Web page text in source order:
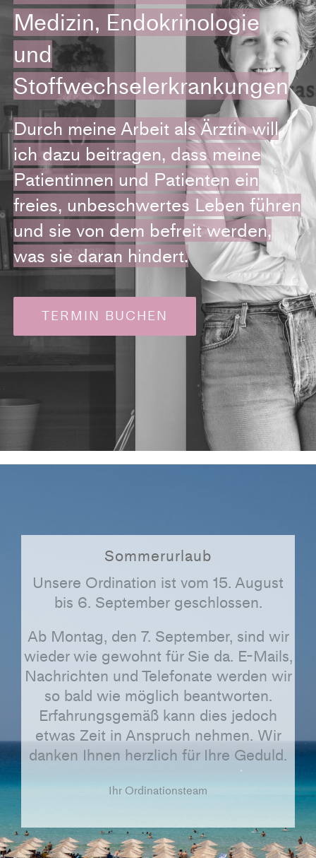
Medizin, Endokrinologie
und
Stoffwechselerkrankungen
Durch meine Arbeit als Ärztin will
ich dazu beitragen, dass meine
Patientinnen und Patienten ein
freies, unbeschwertes Leben führen
und sie von dem befreit werden,
was sie daran hindert.
TERMIN BUCHEN
Sommerurlaub
Unsere Ordination ist vom 15. August
bis 6. Septembergeschlossen.
Ab Montag, den 7. September, sind wir
wieder wie gewohnt für Sie da. E-Mails,
Nachrichten und Telefonate werden wir
so bald wie möglich beantworten.
Erfahrungsgemäß kann dies jedoch
etwas Zeit in Anspruch nehmen. Wir
danken Ihnen herzlich für Ihre Geduld.
Ihr Ordinationsteam